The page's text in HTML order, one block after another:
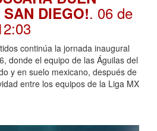
DIEGO!. 06 de
continúa la jornada inaugural
donde el equipo de las Águilas del
y en suelo mexicano, después de
entre los equipos de la Liga MX